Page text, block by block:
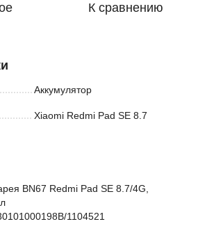
К сравнению
Аккумулятор
Xiaomi Redmi Pad SE 8.7
BN67 Redmi Pad SE 8.7/4G,
1104521